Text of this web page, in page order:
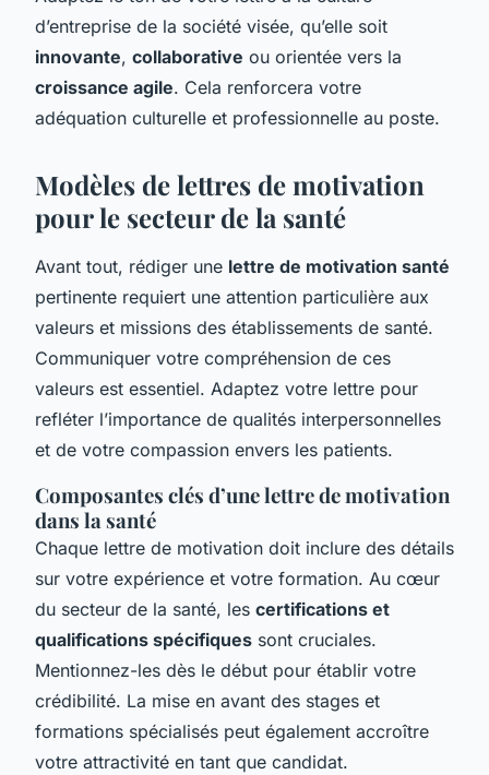
d’entreprise de la société visée, qu’elle soit
innovante, collaborative ou orientée vers la
croissance agile. Cela renforcera votre
adéquation culturelle et professionnelle au poste.
Modèles de lettres de motivation
pour le secteur de la santé
Avant tout, rédiger une lettre de motivation santé
pertinente requiert une attention particulière aux
valeurs et missions des établissements de santé.
Communiquer votre compréhension de ces
valeurs est essentiel. Adaptez votre lettre pour
refléter l’importance de qualités interpersonnelles
et de votre compassion envers les patients.
Composantes clés d’une lettre de motivation
dans la santé
Chaque lettre de motivation doit inclure des détails
sur votre expérience et votre formation. Au cœur
du secteur de la santé, les certifications et
qualifications spécifiques sont cruciales.
Mentionnez-les dès le début pour établir votre
crédibilité. La mise en avant des stages et
formations spécialisés peut également accroître
votre attractivité en tant que candidat.